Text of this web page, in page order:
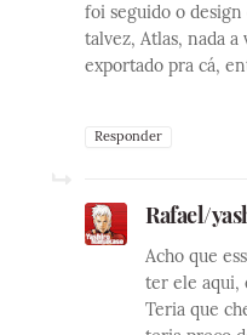
foi seguido o
talvez, Atlas, nada a
exportado pra cá,
Responder
Rafael/
Acho que
ter ele aqui,
Teria que